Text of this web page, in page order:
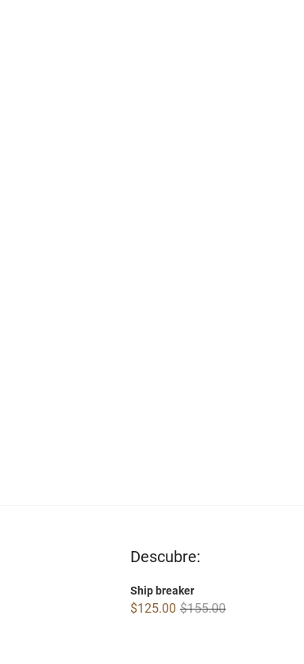
Descubre:
Ship breaker
$155.00Original
$125.00
Current